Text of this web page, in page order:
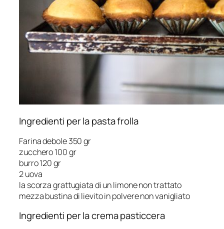
Ingredienti per la pasta frolla
Farina debole 350 gr
zucchero 100 gr
burro 120 gr
2 uova
la scorza grattugiata di un limone non trattato
mezza bustina di lievito in polvere non vanigliato
Ingredienti per la crema pasticcera